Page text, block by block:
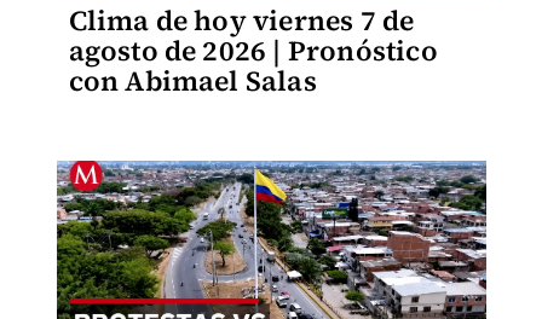
Clima de hoy viernes 7 de
agosto de 2026 | Pronóstico
con Abimael Salas